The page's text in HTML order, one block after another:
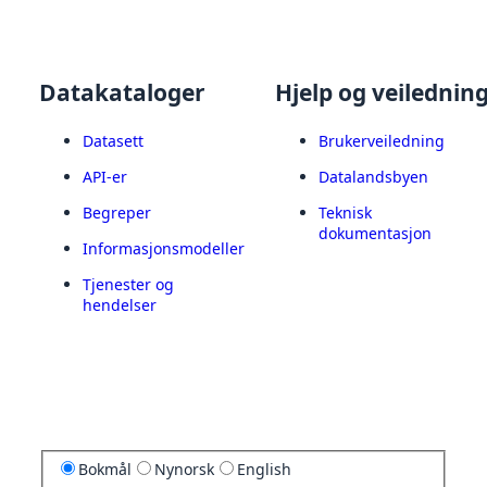
Datakataloger
Datasett
API-er
Begreper
Informasjonsmodeller
Tjenester og
hendelser
Hjelp og
Brukerveiledning
Datalandsbyen
Teknisk
dokumentasjon
Bokmål Nynorsk English